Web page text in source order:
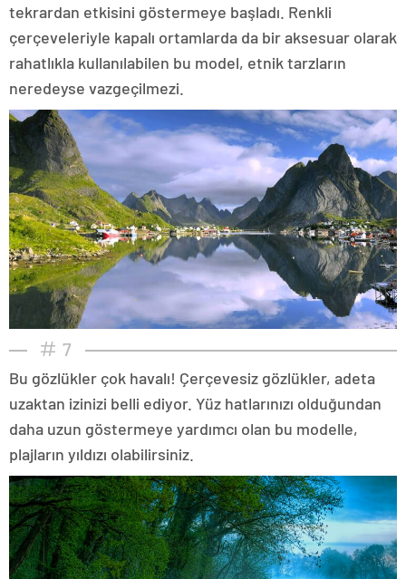
tekrardan etkisini göstermeye başladı. Renkli
çerçeveleriyle kapalı ortamlarda da bir aksesuar olarak
rahatlıkla kullanılabilen bu model, etnik tarzların
neredeyse vazgeçilmezi.
7
Bu gözlükler çok havalı! Çerçevesiz gözlükler, adeta
uzaktan izinizi belli ediyor. Yüz hatlarınızı olduğundan
daha uzun göstermeye yardımcı olan bu modelle,
plajların yıldızı olabilirsiniz.